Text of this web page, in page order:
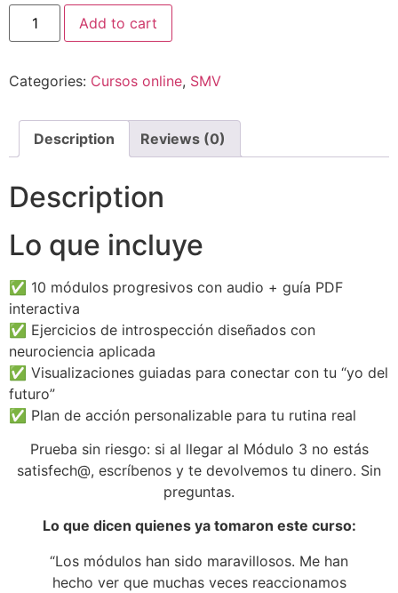
Curso:
la
de
tus
hijos
(SMV)
Add to cart
Categories: Cursos online, SMV
Description Reviews (0)
Description
Lo que incluye
✅ 10 módulos progresivos con audio + guía PDF
interactiva
✅ Ejercicios de introspección diseñados con
neurociencia aplicada
✅ Visualizaciones guiadas para conectar con tu “yo del
futuro”
✅ Plan de acción personalizable para tu rutina real
Prueba sin riesgo: si al llegar al Módulo 3 no estás
satisfech@, escríbenos y te devolvemos tu dinero. Sin
preguntas.
Lo que dicen quienes ya tomaron este curso:
“Los módulos han sido maravillosos. Me han
hecho ver que muchas veces reaccionamos